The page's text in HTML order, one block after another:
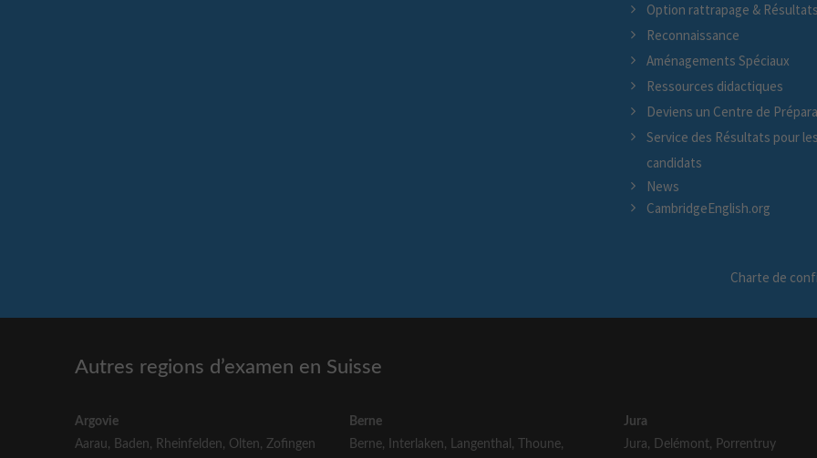
Option rattrapage & Résultats
Reconnaissance
Aménagements Spéciaux
Ressources didactiques
Deviens un Centre de
Service des Résultats pour les
candidats
News
CambridgeEnglish.org
Charte de
Autres regions d’examen en Suisse
Argovie
Aarau, Baden, Rheinfelden, Olten,Zofingen
Berne
Berne, Interlaken, Langenthal , Thoune,
Jura
Jura, Delémont, Porrentruy